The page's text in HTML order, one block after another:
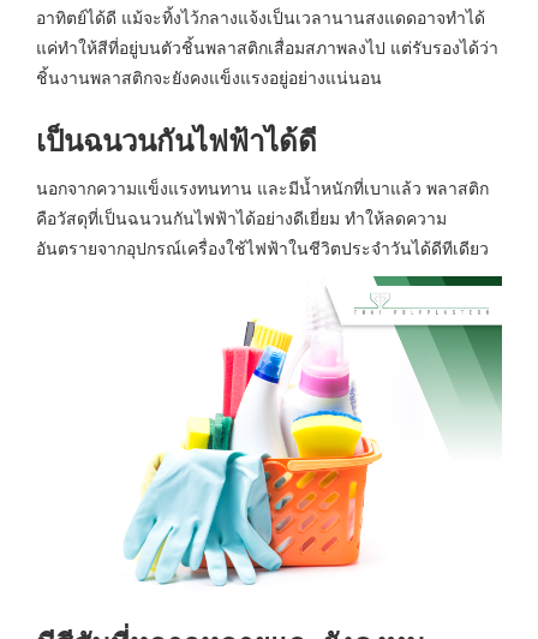
อาทิตย์ได้ดี แม้จะทิ้งไว้กลางแจ้งเป็นเวลานานสงแดดอาจทำได้
แค่ทำให้สีที่อยู่บนตัวชิ้นพลาสติกเสื่อมสภาพลงไป แต่รับรองได้ว่า
ชิ้นงานพลาสติกจะยังคงแข็งแรงอยู่อย่างแน่นอน
เป็นฉนวนกันไฟฟ้าได้ดี
นอกจากความแข็งแรงทนทาน และมีน้ำหนักที่เบาแล้ว พลาสติก
คือวัสดุที่เป็นฉนวนกันไฟฟ้าได้อย่างดีเยี่ยม ทำให้ลดความ
อันตรายจากอุปกรณ์เครื่องใช้ไฟฟ้าในชีวิตประจำวันได้ดีทีเดียว